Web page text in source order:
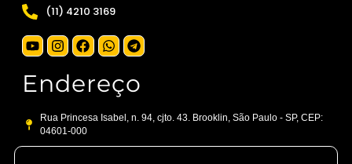
(11) 4210 3169
Endereço
Rua Princesa Isabel, n. 94, cjto. 43. Brooklin, São Paulo - SP, CEP:
04601-000